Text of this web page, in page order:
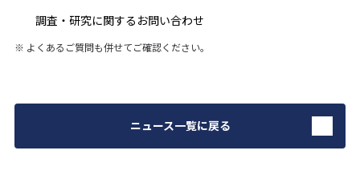
調査・研究に関するお問い合わせ
※ よくあるご質問も併せてご確認ください。
ニュース一覧に戻る